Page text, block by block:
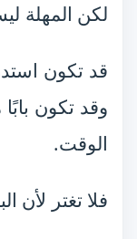
لكن المهلة
قد تكون
وقد تكون
الوقت.
فلا تغتر لأن